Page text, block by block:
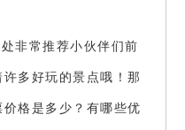
非常推荐小伙伴们前
多好玩的景点哦！那
格是多少？有哪些优